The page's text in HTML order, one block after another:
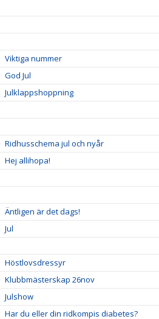
Viktiga nummer
God Jul
Julklappshoppning
Ridhusschema jul och nyår
Hej allihopa!
Äntligen är det dags!
Jul
Höstlovsdressyr
Klubbmästerskap 26nov
Julshow
Har du eller din ridkompis diabetes?